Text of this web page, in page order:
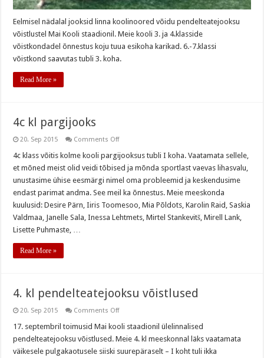
Eelmisel nädalal jooksid linna koolinoored võidu pendelteatejooksu
võistlustel Mai Kooli staadionil. Meie kooli 3. ja 4.klasside
võistkondadel õnnestus koju tuua esikoha karikad. 6.-7.klassi
võistkond saavutas tubli 3. koha.
Read More »
4c kl pargijooks
20. Sep 2015 Comments Offon
kl
pargijooks
4c klass võitis kolme kooli pargijooksus tubli I koha. Vaatamata sellele,
et mõned meist olid veidi tõbised ja mõnda sportlast vaevas lihasvalu,
unustasime ühise eesmärgi nimel oma probleemid ja keskendusime
endast parimat andma. See meil ka õnnestus. Meie meeskonda
kuulusid: Desire Pärn, Iiris Toomesoo, Mia Põldots, Karolin Raid, Saskia
Valdmaa, Janelle Sala, Inessa Lehtmets, Mirtel Stankevitš, Mirell Lank,
Lisette Puhmaste, …
Read More »
4. kl pendelteatejooksu võistlused
20. Sep 2015 Comments Offon
kl
võistlused
17. septembril toimusid Mai kooli staadionil ülelinnalised
pendelteatejooksu võistlused. Meie 4. kl meeskonnal läks vaatamata
väikesele pulgakaotusele siiski suurepäraselt – I koht tuli ikka